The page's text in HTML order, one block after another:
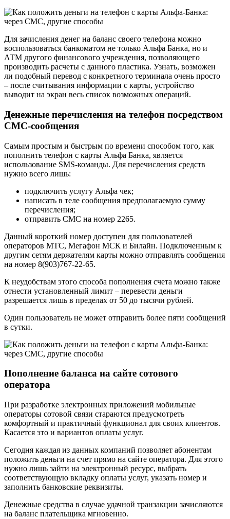
Для зачисления денег на баланс своего телефона можно
воспользоваться банкоматом не только Альфа Банка, но и
АТМ другого финансового учреждения, позволяющего
производить расчеты с данного пластика. Узнать, возможен
ли подобный перевод с конкретного терминала очень просто
– после считывания информации с карты, устройство
выводит на экран весь список возможных операций.
Денежные перечисления на телефон посредством
СМС-сообщения
Самым простым и быстрым по времени способом того, как
пополнить телефон с карты Альфа Банка, является
использование SMS-команды. Для перечисления средств
нужно всего лишь:
подключить услугу Альфа чек;
написать в теле сообщения предполагаемую сумму
перечисления;
отправить СМС на номер 2265.
Данный короткий номер доступен для пользователей
операторов МТС, Мегафон МСК и Билайн. Подключенным к
другим сетям держателям карты можно отправлять сообщения
на номер 8(903)767-22-65.
К неудобствам этого способа пополнения счета можно также
отнести установленный лимит – перевести деньги
разрешается лишь в пределах от 50 до тысячи рублей.
Один пользователь не может отправить более пяти сообщений
в сутки.
Пополнение баланса на сайте сотового
оператора
При разработке электронных приложений мобильные
операторы сотовой связи стараются предусмотреть
комфортный и практичный функционал для своих клиентов.
Касается это и вариантов оплаты услуг.
Сегодня каждая из данных компаний позволяет абонентам
положить деньги на счет прямо на сайте оператора. Для этого
нужно лишь зайти на электронный ресурс, выбрать
соответствующую вкладку оплаты услуг, указать номер и
заполнить банковские реквизиты.
Денежные средства в случае удачной транзакции зачисляются
на баланс плательщика мгновенно.